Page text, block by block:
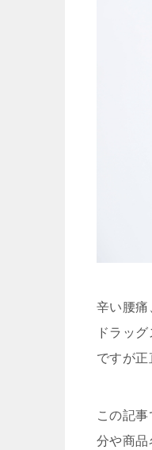
辛い腰痛
ドラッ
ですが正
この記
分や商品